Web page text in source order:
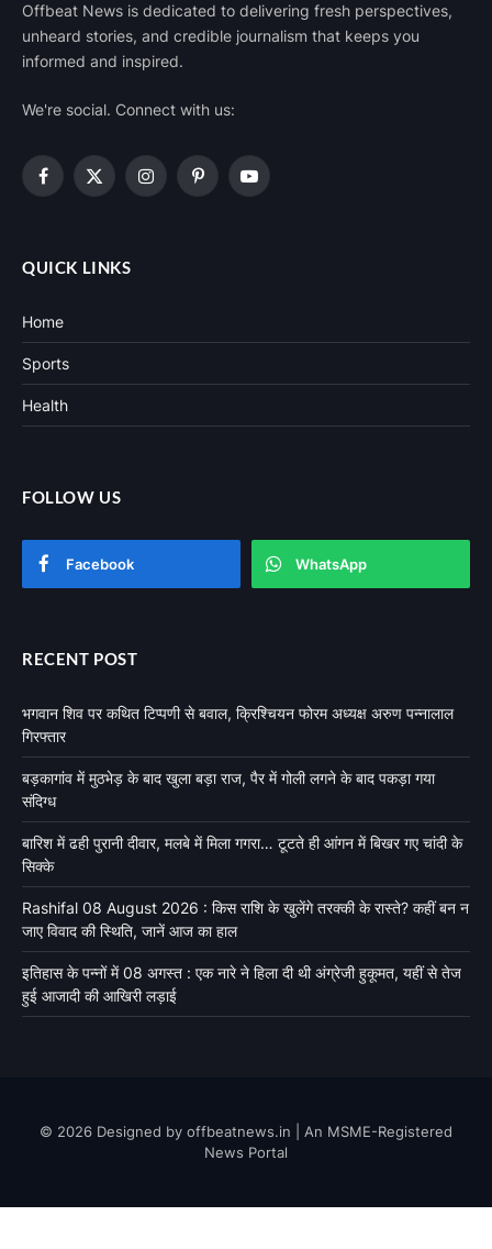
Offbeat News is dedicated to delivering fresh perspectives,
unheard stories, and credible journalism that keeps you
informed and inspired.
We're social. Connect with us:
Facebook
X
InstagramPinterestYouTube
QUICK LINKS
Home
Sports
Health
FOLLOW US
Facebook WhatsApp
RECENT POST
भगवान शिव पर कथित टिप्पणी से बवाल, क्रिश्चियन फोरम अध्यक्ष अरुण पन्नालाल
गिरफ्तार
बड़कागांव में मुठभेड़ के बाद खुला बड़ा राज, पैर में गोली लगने के बाद पकड़ा गया
संदिग्ध
बारिश में ढही पुरानी दीवार, मलबे में मिला गगरा… टूटते ही आंगन में बिखर गए चांदी के
सिक्के
Rashifal 08 August 2026 : किस राशि के खुलेंगे तरक्की के रास्ते? कहीं बन न
जाए विवाद की स्थिति, जानें आज का हाल
इतिहास के पन्नों में 08 अगस्त : एक नारे ने हिला दी थी अंग्रेजी हुकूमत, यहीं से तेज
हुई आजादी की आखिरी लड़ाई
© 2026 Designed by offbeatnews.in | An MSME-Registered
News Portal